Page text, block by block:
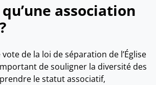
qu’une association
de la loi de séparation de l’Église
de souligner la diversité des
le statut associatif,